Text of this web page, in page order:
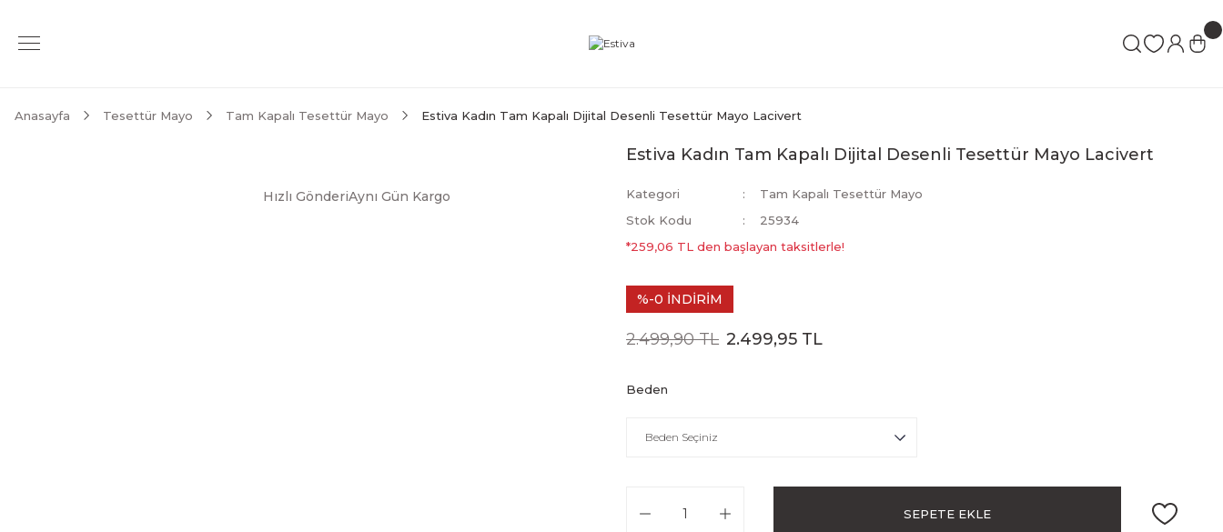
Anasayfa Tesettür Mayo Tam Kapalı Tesettür Mayo Estiva Kadın Tam Kapalı Dijital Desenli Tesettür Mayo Lacivert
Hızlı GönderiAynı Gün Kargo
Estiva Kadın Tam Kapalı Dijital Desenli Tesettür Mayo Lacivert
Kategori
Tam Kapalı Tesettür Mayo
Stok Kodu
25934
*259,06 TL den başlayan taksitlerle!
%-0 İNDİRİM
2.499,90 TL 2.499,95 TL
Beden
SEPETE EKLE